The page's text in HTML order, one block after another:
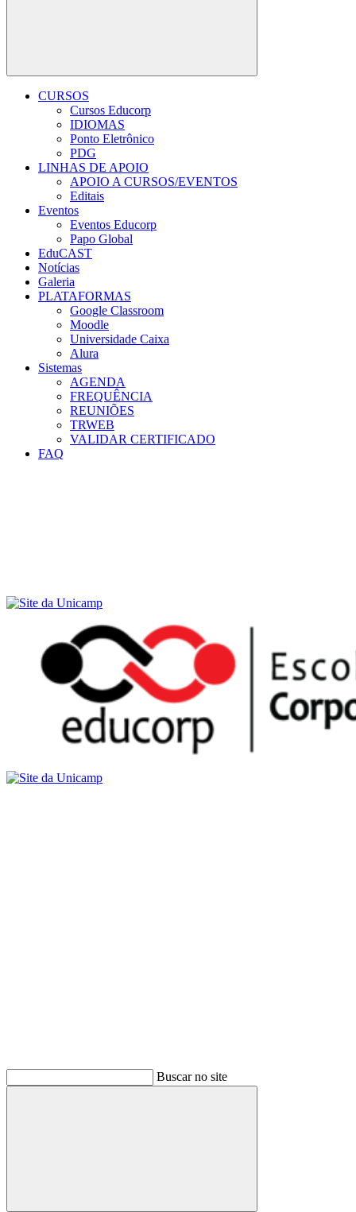
Buscar
CURSOS
Cursos Educorp
IDIOMAS
Ponto Eletrônico
PDG
LINHAS DE APOIO
APOIO A CURSOS/EVENTOS
Editais
Eventos
Eventos Educorp
Papo Global
EduCAST
Notícias
Galeria
PLATAFORMAS
Google Classroom
Moodle
Universidade Caixa
Alura
Sistemas
AGENDA
FREQUÊNCIA
REUNIÕES
TRWEB
VALIDAR CERTIFICADO
FAQ
Buscar no site